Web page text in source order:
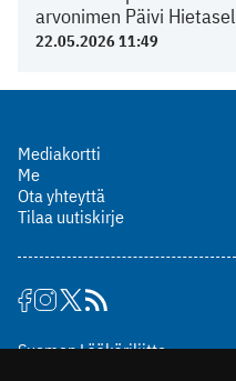
arvonimen Päivi
22.05.2026 11:49
Mediakortti
Me
Ota yhteyttä
Tilaa uutiskirje
Suomen Lääkäriliitto